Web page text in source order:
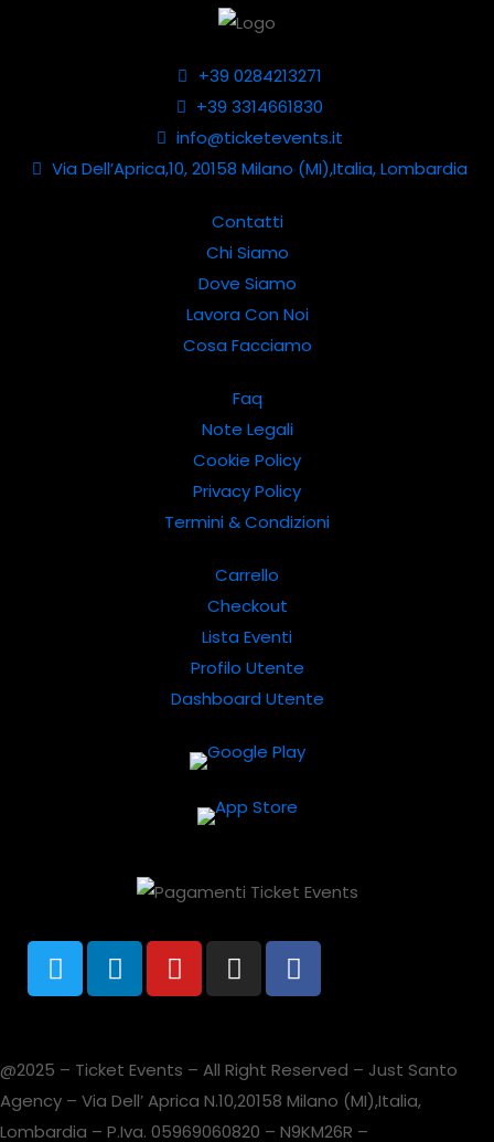
+39 0284213271
+39 3314661830
info@ticketevents.it
Via Dell’Aprica,10, 20158 Milano (MI),Italia, Lombardia
Contatti
Chi Siamo
Dove Siamo
Lavora Con Noi
Cosa Facciamo
Faq
Note Legali
Cookie Policy
Privacy Policy
Termini & Condizioni
Carrello
Checkout
Lista Eventi
Profilo Utente
Dashboard Utente
@2025 – Ticket Events – All Right Reserved – Just Santo
Agency – Via Dell’ Aprica N.10,20158 Milano (MI),Italia,
Lombardia – P.Iva. 05969060820 – N9KM26R –